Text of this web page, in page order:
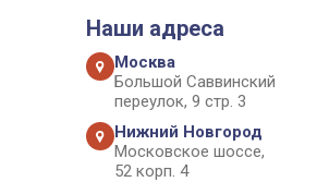
Наши адреса
Москва
Большой Саввинский
переулок, 9 стр. 3
Нижний Новгород
Московское шоссе,
52 корп. 4